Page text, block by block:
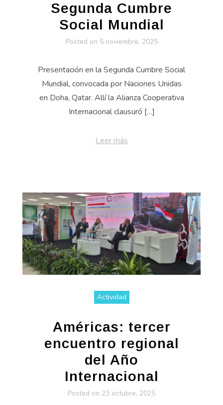
Segunda Cumbre
Social Mundial
Posted on 5 noviembre, 2025
Presentación en la Segunda Cumbre Social
Mundial, convocada por Naciones Unidas
en Doha, Qatar. Allí la Alianza Cooperativa
Internacional clausuró […]
Leer más
Actividad
Américas: tercer
encuentro regional
del Año
Internacional
Posted on 23 octubre, 2025